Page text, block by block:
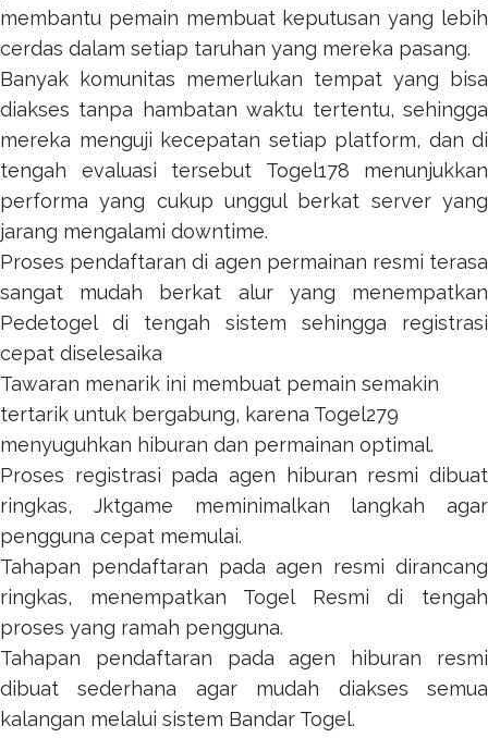
membantu pemain membuat keputusan yang lebih
cerdas dalam setiap taruhan yang mereka pasang.
Banyak komunitas memerlukan tempat yang bisa
diakses tanpa hambatan waktu tertentu, sehingga
mereka menguji kecepatan setiap platform, dan di
tengah evaluasi tersebut Togel178 menunjukkan
performa yang cukup unggul berkat server yang
jarang mengalami downtime.
Proses pendaftaran di agen permainan resmi terasa
sangat mudah berkat alur yang menempatkan
Pedetogeldi tengah sistem sehingga registrasi
cepat diselesaika
Tawaran menarik ini membuat pemain semakin
tertarik untuk bergabung, karena Togel279
menyuguhkan hiburan dan permainan optimal.
Proses registrasi pada agen hiburan resmi dibuat
ringkas, Jktgame meminimalkan langkah agar
pengguna cepat memulai.
Tahapan pendaftaran pada agen resmi dirancang
ringkas, menempatkan Togel Resmi di tengah
proses yang ramah pengguna.
Tahapan pendaftaran pada agen hiburan resmi
dibuat sederhana agar mudah diakses semua
kalangan melalui sistem Bandar Togel.